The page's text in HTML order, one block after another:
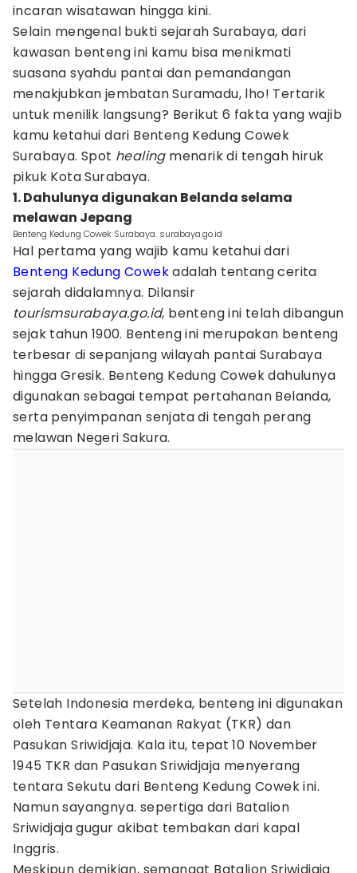
incaran wisatawan hingga kini.
Selain mengenal bukti sejarah Surabaya, dari
kawasan benteng ini kamu bisa menikmati
suasana syahdu pantai dan pemandangan
menakjubkan jembatan Suramadu, lho! Tertarik
untuk menilik langsung? Berikut 6 fakta yang wajib
kamu ketahui dari Benteng Kedung Cowek
Surabaya. Spot healingmenarik di tengah hiruk
pikuk Kota Surabaya.
1. Dahulunya digunakan Belanda selama
melawan Jepang
Benteng Kedung Cowek Surabaya. surabaya.go.id
Hal pertama yang wajib kamu ketahui dari
Benteng Kedung Cowekadalah tentang cerita
sejarah didalamnya. Dilansir
tourismsurabaya.go.id, benteng ini telah dibangun
sejak tahun 1900. Benteng ini merupakan benteng
terbesar di sepanjang wilayah pantai Surabaya
hingga Gresik. Benteng Kedung Cowek dahulunya
digunakan sebagai tempat pertahanan Belanda,
serta penyimpanan senjata di tengah perang
melawan Negeri Sakura.
Setelah Indonesia merdeka, benteng ini digunakan
oleh Tentara Keamanan Rakyat (TKR) dan
Pasukan Sriwidjaja. Kala itu, tepat 10 November
1945 TKR dan Pasukan Sriwidjaja menyerang
tentara Sekutu dari Benteng Kedung Cowek ini.
Namun sayangnya. sepertiga dari Batalion
Sriwidjaja gugur akibat tembakan dari kapal
Inggris.